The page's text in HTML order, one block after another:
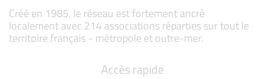
Créé en 1985, le réseau est fortement ancré
localement avec 214 associations réparties sur tout le
territoire français - métropole et outre-mer.
Accès rapide